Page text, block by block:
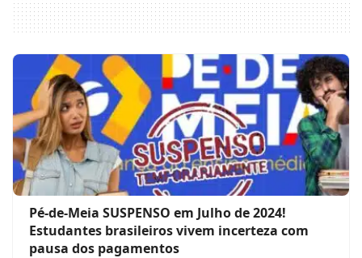
Pé-de-Meia SUSPENSO em Julho de 2024!
Estudantes brasileiros vivem incerteza com
pausa dos pagamentos